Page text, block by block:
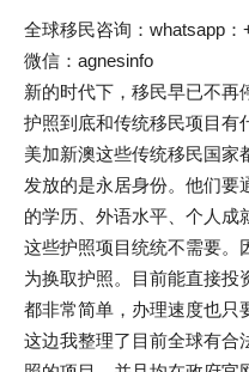
全球移民咨询：whatsapp：
微信：agnesinfo
新的时代下，移民早已不再
护照到底和传统移民项目有
美加新澳这些传统移民国家
发放的是永居身份。他们要
的学历、外语水平、个人成
这些护照项目统统不需要。
为换取护照。目前能直接投
都非常简单，办理速度也只
这边我整理了目前全球有合